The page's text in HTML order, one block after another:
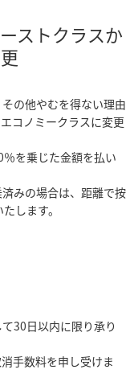
ストクラスか
の他やむを得ない理由
コノミークラスに変更
を乗じた金額を払い
みの場合は、距離で按
します。
30日以内に限り承り
手数料を申し受けま